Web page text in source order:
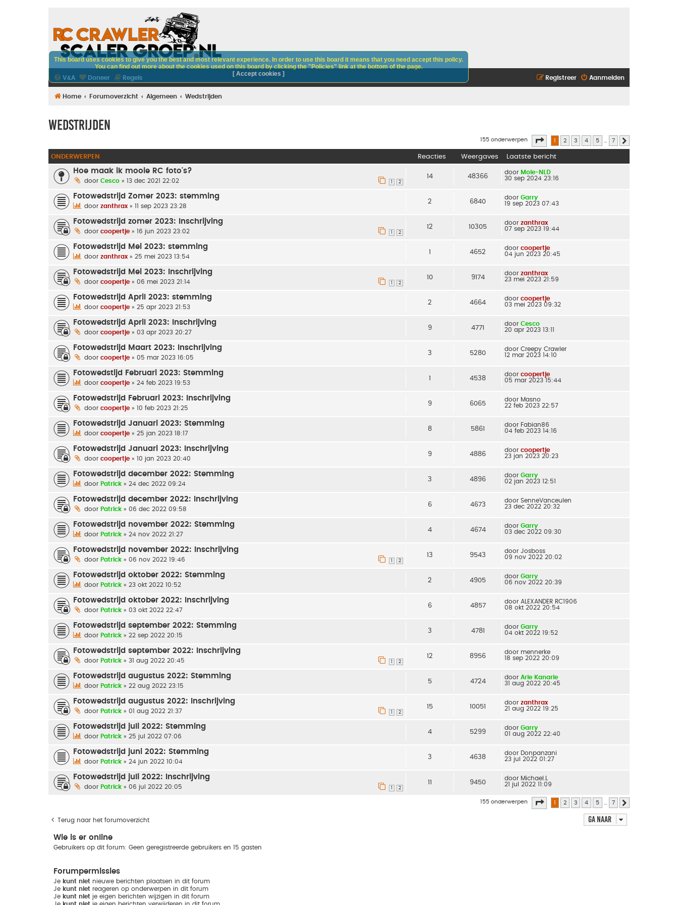
V&A Doneer Regels Aanmelden
Registreer
Home Forumoverzicht Algemeen Wedstrijden
Wedstrijden
155 onderwerpen Pagina1 van
2 3 4 5 … 7
ONDERWERPEN Reacties Weergaves Laatste bericht
Hoe maak ik mooie RC foto's?
door Cesco » 13 dec 2021 22:02 2
14 48366
door Mole-NLD
30 sep 2024 23:16
Fotowedstrijd Zomer 2023: stemming
door zanthrax » 11 sep 2023 23:28
2 6840
door Garry
19 sep 2023 07:43
Fotowedstrijd zomer 2023: Inschrijving
door coopertje » 16 jun 2023 23:02 2
12 10305
door zanthrax
07 sep 2023 19:44
Fotowedstrijd Mei 2023: stemming
door zanthrax » 25 mei 2023 13:54
1 4652
door coopertje
04 jun 2023 20:45
Fotowedstrijd Mei 2023: Inschrijving
door coopertje » 06 mei 2023 21:14 2
10 9174
door zanthrax
23 mei 2023 21:59
Fotowedstrijd April 2023: stemming
door coopertje » 25 apr 2023 21:53
2 4664
door coopertje
03 mei 2023 09:32
Fotowedstrijd April 2023: Inschrijving
door coopertje » 03 apr 2023 20:27
9 4771
door Cesco
20 apr 2023 13:11
Fotowedstrijd Maart 2023: Inschrijving
door coopertje » 05 mar 2023 16:05
3 5280
door Creepy Crawler
12 mar 2023 14:10
Fotowedstijd Februari 2023: Stemming
door coopertje » 24 feb 2023 19:53
1 4538
door coopertje
05 mar 2023 15:44
Fotowedstrijd Februari 2023: Inschrijving
door coopertje » 10 feb 2023 21:25
9 6065
door Masno
22 feb 2023 22:57
Fotowedstrijd Januari 2023: Stemming
door coopertje » 25 jan 2023 18:17
8 5861
door Fabian86
04 feb 2023 14:16
Fotowedstrijd Januari 2023: Inschrijving
door coopertje » 10 jan 2023 20:40
9 4886
door coopertje
23 jan 2023 20:23
Fotowedstrijd december 2022: Stemming
door Patrick » 24 dec 2022 09:24
3 4896
door Garry
02 jan 2023 12:51
Fotowedstrijd december 2022: Inschrijving
door Patrick » 06 dec 2022 09:58
6 4673
door SenneVanceulen
23 dec 2022 20:32
Fotowedstrijd november 2022: Stemming
door Patrick » 24 nov 2022 21:27
4 4674
door Garry
03 dec 2022 09:30
Fotowedstrijd november 2022: Inschrijving
door Patrick » 06 nov 2022 19:46 2
13 9543
door Josboss
09 nov 2022 20:02
Fotowedstrijd oktober 2022: Stemming
door Patrick » 23 okt 2022 10:52
2 4905
door Garry
06 nov 2022 20:39
Fotowedstrijd oktober 2022: Inschrijving
door Patrick » 03 okt 2022 22:47
6 4857
door ALEXANDER RC1906
08 okt 2022 20:54
Fotowedstrijd september 2022: Stemming
door Patrick » 22 sep 2022 20:15
3 4781
door Garry
04 okt 2022 19:52
Fotowedstrijd september 2022: Inschrijving
door Patrick » 31 aug 2022 20:45 2
12 8956
door mennerke
18 sep 2022 20:09
Fotowedstrijd augustus 2022: Stemming
door Patrick » 22 aug 2022 23:15
5 4724
door Arie Kanarie
31 aug 2022 20:45
Fotowedstrijd augustus 2022: Inschrijving
door Patrick » 01 aug 2022 21:37 2
15 10051
door zanthrax
21 aug 2022 19:25
Fotowedstrijd juli 2022: Stemming
door Patrick » 25 jul 2022 07:06
4 5299
door Garry
01 aug 2022 22:40
Fotowedstrijd juni 2022: Stemming
door Patrick » 24 jun 2022 10:04
3 4638
door Donpanzani
23 jul 2022 01:27
Fotowedstrijd juli 2022: Inschrijving
door Patrick » 06 jul 2022 20:05 2
11 9450
door Michael.L
21 jul 2022 11:09
155 onderwerpen Pagina1 van
2 3 4 5 … 7
Terug naar het forumoverzicht Ga naar
Wie is er online
Gebruikers op dit forum: Geen geregistreerde gebruikers en 15 gasten
Forumpermissies
Je kunt niet nieuwe berichten plaatsen in dit forum
Je kunt niet reageren op onderwerpen in dit forum
Je kunt niet je eigen berichten wijzigen in dit forum
This board uses cookies to give you the best and most relevant experience. In order to use this board it means that you need accept this policy.
You can find out more about the cookies used on this board by clicking the "Policies" link at the bottom of the page.
[ Accept cookies ]